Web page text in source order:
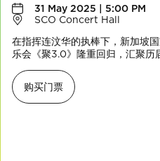
31 May 2025 | 5:00 PM
SCO Concert Hall
在指挥连汶华的执棒下，新加坡
乐会《聚3.0》隆重回归，汇聚历
《庆典序曲》、融合多元文化的
Srivijaya》及现代改编的《Ghibli
乐的多元魅力与SNYCO的辉煌传
购买门票